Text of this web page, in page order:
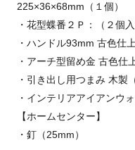
225×36×68mm（１個）
・花型蝶番２Ｐ：（２個
・ハンドル93mm 古色仕
・アーチ型留め金 古色仕
・引き出し用つまみ 木製
・インテリアアイアンウ
【ホームセンター】
・釘（25mm）